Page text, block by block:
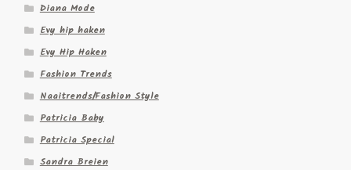
Diana Mode
Evy hip haken
Evy Hip Haken
Fashion Trends
Naaitrends/Fashion Style
Patricia Baby
Patricia Special
Sandra Breien